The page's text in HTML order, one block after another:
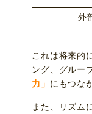
外
これは将来的
ング、グルー
力」 にもつな
また、リズム